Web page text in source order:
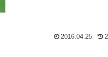
2016.04.25